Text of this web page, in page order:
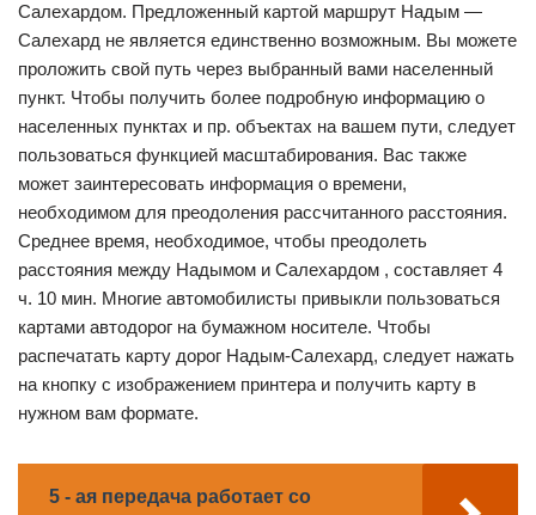
Салехардом. Предложенный картой маршрут Надым —
Салехард не является единственно возможным. Вы можете
проложить свой путь через выбранный вами населенный
пункт. Чтобы получить более подробную информацию о
населенных пунктах и пр. объектах на вашем пути, следует
пользоваться функцией масштабирования. Вас также
может заинтересовать информация о времени,
необходимом для преодоления рассчитанного расстояния.
Среднее время, необходимое, чтобы преодолеть
расстояния между Надымом и Салехардом , составляет 4
ч. 10 мин. Многие автомобилисты привыкли пользоваться
картами автодорог на бумажном носителе. Чтобы
распечатать карту дорог Надым-Салехард, следует нажать
на кнопку с изображением принтера и получить карту в
нужном вам формате.
5 - ая передача работает со